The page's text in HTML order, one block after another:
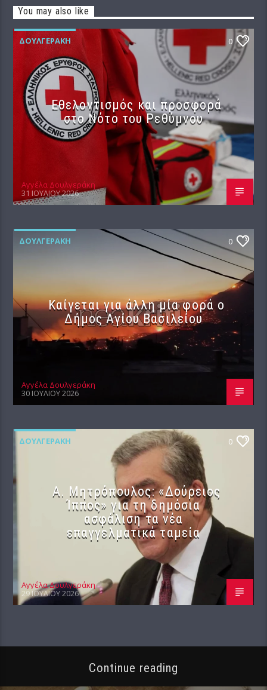
You may also like
ΔΟΥΛΓΕΡΆΚΗ 0
Εθελοντισμός και προσφορά
στο Νότο του Ρεθύμνου
Αγγέλα Δουλγεράκη
31 ΙΟΥΛΊΟΥ 2026
ΔΟΥΛΓΕΡΆΚΗ 0
Καίγεται για άλλη μία φορά ο
Δήμος Αγίου Βασιλείου
Αγγέλα Δουλγεράκη
30 ΙΟΥΛΊΟΥ 2026
ΔΟΥΛΓΕΡΆΚΗ 0
Α. Μητρόπουλος: «Δούρειος
Ίππος» για τη δημόσια
ασφάλιση τα νέα
επαγγελματικά ταμεία
Αγγέλα Δουλγεράκη
29 ΙΟΥΛΊΟΥ 2026
Continue reading